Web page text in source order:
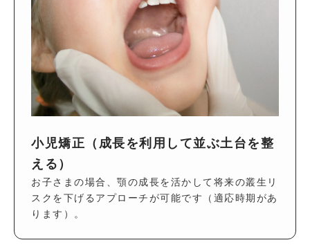
小児矯正（成長を利用して並ぶ土台を整
える）
お子さまの場合、顎の成長を活かして将来の叢生リ
スクを下げるアプローチが可能です（適応時期があ
ります）。